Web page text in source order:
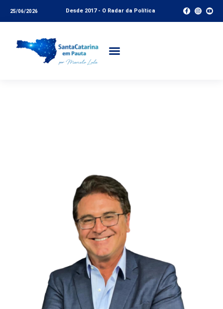
25/06/2026 Desde 2017 - O Radar da Política